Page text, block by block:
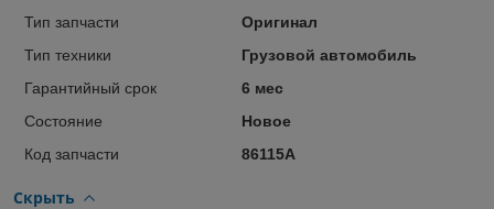
Тип запчасти
Оригинал
Тип техники
Грузовой автомобиль
Гарантийный срок
6 мес
Состояние
Новое
Код запчасти
86115А
Скрыть